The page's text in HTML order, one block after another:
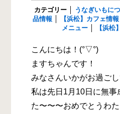
カテゴリー うなぎいもに
品情報
【浜松】カフェ情報
メニュー
【浜松
こんにちは！(°▽°)
ますちゃんです！
みなさんいかがお過ご
私は先日1月10日に無事
た〜〜〜おめでとうわ